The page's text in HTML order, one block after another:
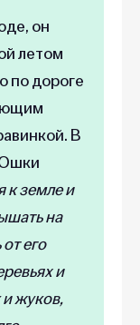
он
летом
по дороге
В
к земле и
на
его
и
жуков,